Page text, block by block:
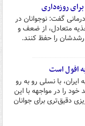
روزه‌داری
گفت: نوجوانان در
متعادل، از ضعف و
را حفظ کنند.
افول است
با نسلی رو به رو
را در مواجهه با این
دقیق‌تری برای جوانان